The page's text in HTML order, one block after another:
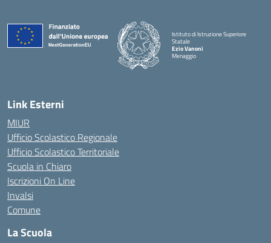
Istituto di Istruzione Superiore
Statale
Ezio Vanoni
Menaggio
— Visita la pagina iniziale della scuola
Link Esterni
MIUR
Ufficio Scolastico Regionale
Ufficio Scolastico Territoriale
Scuola in Chiaro
Iscrizioni On Line
Invalsi
Comune
La Scuola